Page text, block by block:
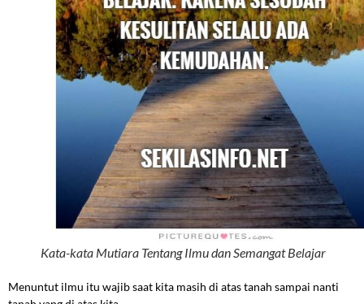
Kata-kata Mutiara Tentang Ilmu dan Semangat Belajar
Menuntut ilmu itu wajib saat kita masih di atas tanah sampai nanti